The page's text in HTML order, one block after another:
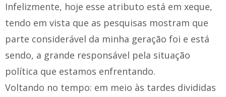
Infelizmente, hoje esse atributo está em xeque,
tendo em vista que as pesquisas mostram que
parte considerável da minha geração foi e está
sendo, a grande responsável pela situação
política que estamos enfrentando.
Voltando no tempo: em meio às tardes divididas